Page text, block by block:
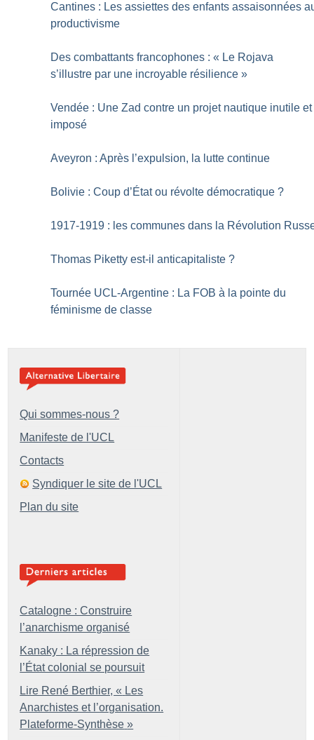
Cantines : Les assiettes des enfants assaisonnées
productivisme
Des combattants francophones : « Le Rojava
s’illustre par une incroyable résilience »
Vendée : Une Zad contre un projet nautique inutile et
imposé
Aveyron : Après l’expulsion, la lutte continue
Bolivie : Coup d’État ou révolte démocratique ?
1917-1919 : les communes dans la Révolution
Thomas Piketty est-il anticapitaliste ?
Tournée UCL-Argentine : La FOB à la pointe du
féminisme de classe
Qui sommes-nous ?
Manifeste de l'UCL
Contacts
Syndiquer le site de l'UCL
Plan du site
Catalogne : Construire
l’anarchisme organisé
Kanaky : La répression de
l’État colonial se poursuit
Lire René Berthier, « Les
Anarchistes et l’organisation.
Plateforme-Synthèse »